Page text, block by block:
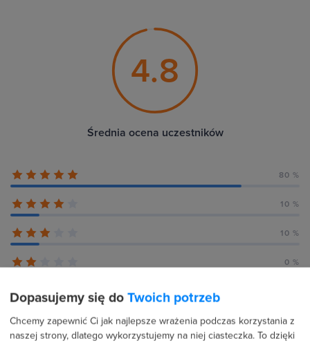
4.8
Średnia ocena uczestników
80 %
10 %
10 %
0 %
Dopasujemy się do Twoich potrzeb
Chcemy zapewnić Ci jak najlepsze wrażenia podczas korzystania z
naszej strony, dlatego wykorzystujemy na niej ciasteczka. To dzięki